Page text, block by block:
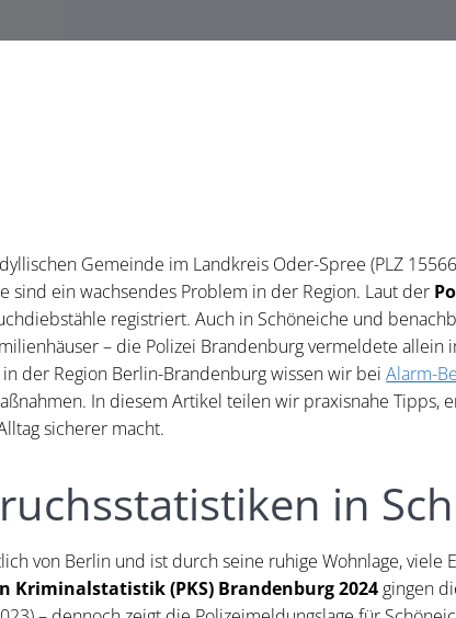
Gemeinde im Landkreis Oder-Spree (PLZ
sind ein wachsendes Problem in der Region. Laut der
registriert. Auch in Schöneiche und
– die Polizei Brandenburg vermeldete
der Region Berlin-Brandenburg wissen wir beiAlarm-
In diesem Artikel teilen wir praxisnahe Tipps,
sicherer macht.
in
von Berlin und ist durch seine ruhige Wohnlage,
Kriminalstatistik (PKS) Brandenburg 2024 gingen